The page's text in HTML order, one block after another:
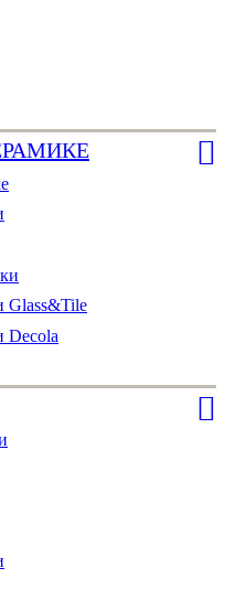
Glass&Tile
Decola